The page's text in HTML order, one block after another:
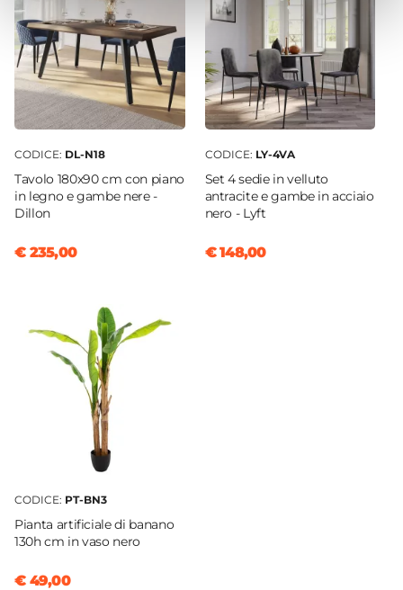
No
CODICE: DL-N18
Tavolo 180x90 cm con piano
in legno e gambe nere -
Dillon
€ 235,00
CODICE: LY-4VA
Set 4 sedie in velluto
antracite e gambe in acciaio
nero - Lyft
€ 148,00
CODICE: PT-BN3
Pianta artificiale di banano
130h cm in vaso nero
€ 49,00